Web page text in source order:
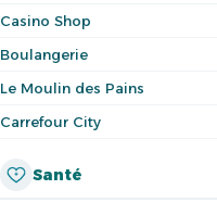
Casino Shop
Boulangerie
Le Moulin des Pains
Carrefour City
Santé